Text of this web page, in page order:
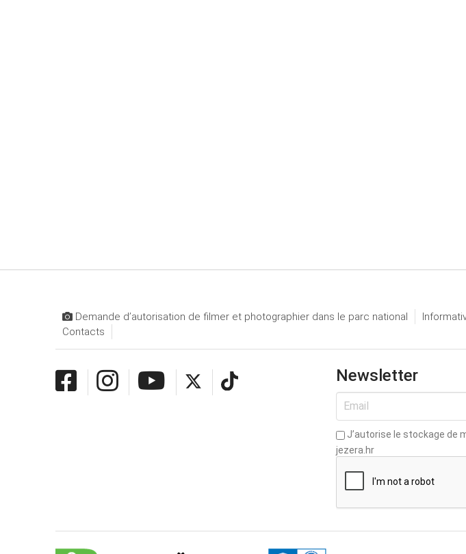
Demande d’autorisation de filmer et photographier dans le parc national
Contacts
Newsletter
J’autorise le stockage de
jezera.hr